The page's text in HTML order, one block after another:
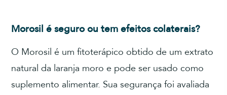
Morosil é seguro ou tem efeitos colaterais?
O Morosil é um fitoterápico obtido de um extrato
natural da laranja moro e pode ser usado como
suplemento alimentar. Sua segurança foi avaliada